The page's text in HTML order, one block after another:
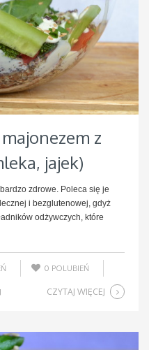
z
jajek)
zdrowe. Poleca się je
i bezglutenowej, gdyż
odżywczych, które
0 POLUBIEŃ
CZYTAJ WIĘCEJ